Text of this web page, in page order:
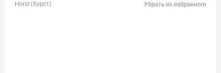
Horst (Хорст) Убрать из избранного